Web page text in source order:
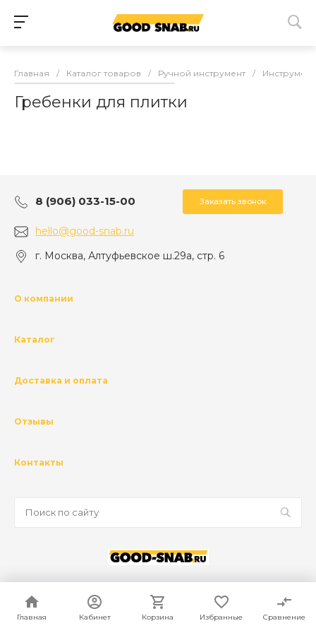
Главная Кабинет Корзина Избранные Сравнение
Главная Кабинет Корзина Избранные Сравнение
Главная / Каталог товаров / Ручной инструмент /
Гребенки для плитки
8 (906) 033-15-00 Заказать звонок
hello@good-snab.ru
г. Москва, Алтуфьевское ш.29а, стр. 6
О компании
Каталог
Доставка и оплата
Отзывы
Контакты
© 2026 ГК Базис, Все права защищены
Политика конфиденциальности